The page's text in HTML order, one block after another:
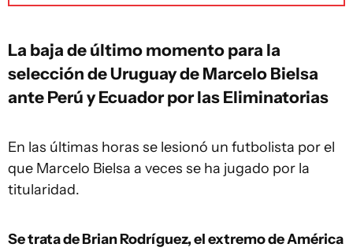
La baja de último momento para la
selección de Uruguay de Marcelo Bielsa
ante Perú y Ecuador por las Eliminatorias
En las últimas horas se lesionó un futbolista por el
que Marcelo Bielsa a veces se ha jugado por la
titularidad.
Se trata de Brian Rodríguez, el extremo de América